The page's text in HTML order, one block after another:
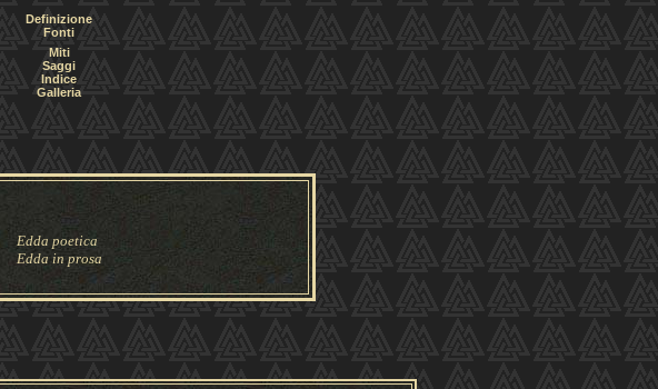
Definizione
Fonti
Miti
Saggi
Indice
Galleria
Edda poetica
Edda in prosa